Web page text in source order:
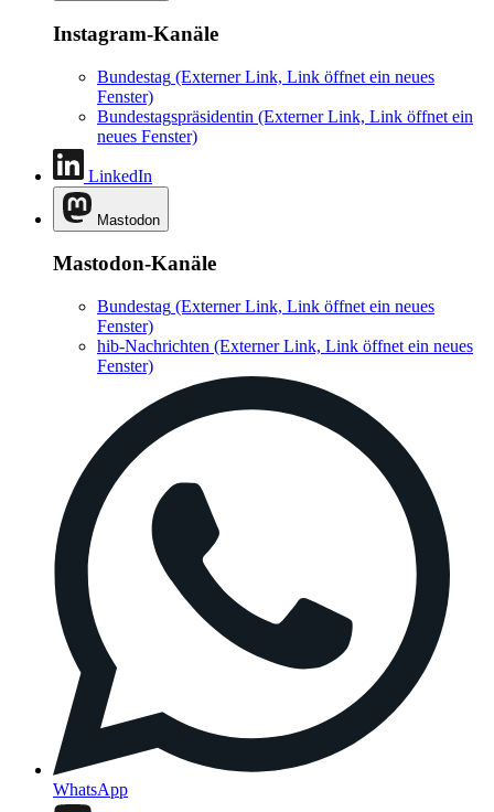
Instagram-Kanäle
Bundestag (Externer Link, Link öffnet ein neues
Fenster)
Bundestagspräsidentin (Externer Link, Link öffnet ein
neues Fenster)
LinkedIn
Mastodon
Mastodon-Kanäle
Bundestag (Externer Link, Link öffnet ein neues
Fenster)
hib-Nachrichten (Externer Link, Link öffnet ein neues
Fenster)
WhatsApp